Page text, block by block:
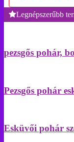
Legnépszerűbb
pezsgős pohár,
Pezsgős pohár
Esküvői pohár